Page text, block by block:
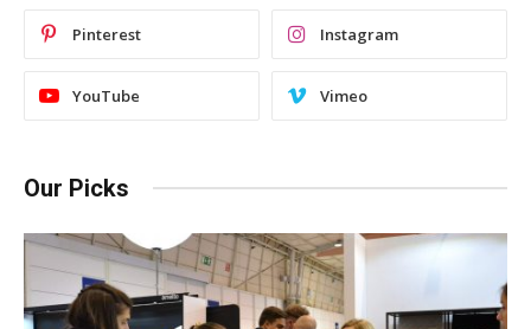
Pinterest Instagram
YouTube Vimeo
Our Picks